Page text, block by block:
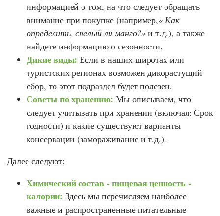
информацией о том, на что следует обращать
внимание при покупке (например, Как
определить, спелый ли манго? и т.д.), а также
найдете информацию о сезонности.
Дикие виды: Если в наших широтах или
туристских регионах возможен дикорастущий
сбор, то этот подраздел будет полезен.
Советы по хранению: Мы описываем, что
следует учитывать при хранении (включая: Срок
годности) и какие существуют варианты
консервации (замораживание и т.д.).
Далее следуют:
Химический состав - пищевая ценность -
калории: Здесь мы перечисляем наиболее
важные и распространенные питательные